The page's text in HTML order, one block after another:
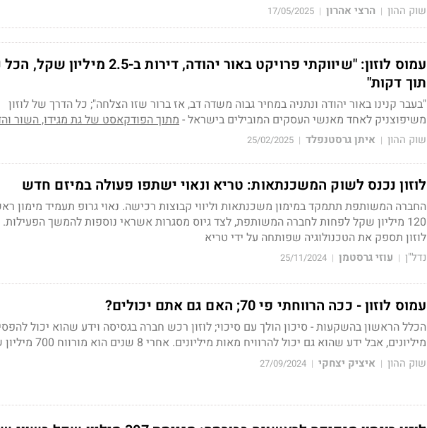
שוק ההון | הרצי אהרון |
17/05/2025
עמוס לוזון: "שיווקתי פרויקט באור יהודה, דירות ב-2.5
תוך דקות"
"בעבר קנינו באור יהודה ונתניה במחיר גבוה משדה דב, אז ברור שזו הצלחה"; כל הדרך של לוזון
משיפוצניק לאחד מאנשי העסקים המובילים בישראל - מתוך הפודקאסט של גת מגידו, השור
שוק ההון | איתן גרסטנפלד |
25/02/2025
לוזון נכנס לשוק המשכנתאות: טריא ונאוי ישתפו פעולה במיזם חדש
החברה המשותפת תתמקד במימון משכנתאות וליווי קבוצות רכישה. נאוי גרופ תעמיד מימון
120 מיליון שקל לפחות לחברה המשותפת, לצד גיוס מסגרות אשראי נוספות להמשך
לוזון תספק את הטכנולוגיה שפותחה על ידי טריא
נדל"ן | עוזי גרסטמן |
25/11/2024
עמוס לוזון - ככה הרווחתי פי 70; האם גם אתם יכולים?
הכלל הראשון בהשקעות - סיכון הולך עם סיכוי; לוזון רכש חברה בגסיסה וידע שהוא יכול
מיליונים, אבל ידע שהוא גם יכול להרוויח מאות מיליונים. אחרי 8 שנים הוא מורווח 700 מיליון שקל
שוק ההון | איציק יצחקי |
27/09/2024